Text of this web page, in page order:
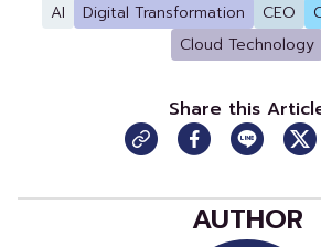
AI Digital Transformation CEO
Cloud Technology
Share this
AUTHOR